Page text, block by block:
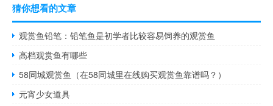
猜你想看的文章
观赏鱼铅笔：铅笔鱼是初学者比较容易饲养的观赏鱼
高档观赏鱼有哪些
58同城观赏鱼（在58同城里在线购买观赏鱼靠谱吗？）
元宵少女道具